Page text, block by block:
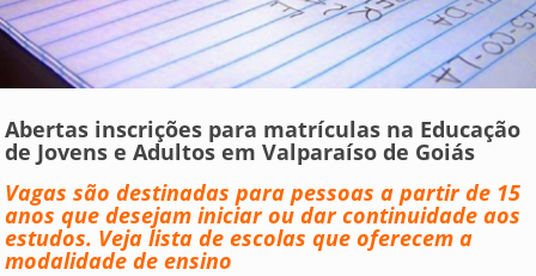
Abertas inscrições para matrículas na Educação
de Jovens e Adultos em Valparaíso de Goiás
Vagas são destinadas para pessoas a partir de 15
anos que desejam iniciar ou dar continuidade aos
estudos. Veja lista de escolas que oferecem a
modalidade de ensino